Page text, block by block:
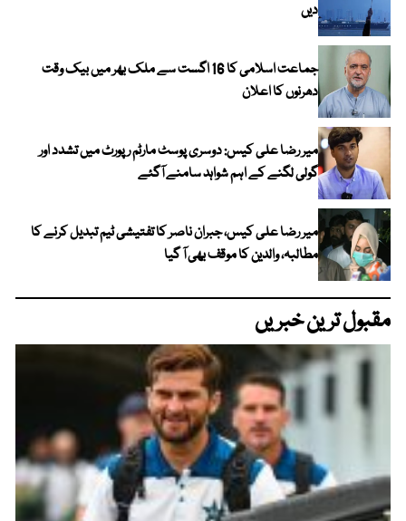
دیں
جماعت اسلامی کا 16 اگست سے ملک بھر میں بیک وقت
دھرنوں کا اعلان
میر رضا علی کیس: دوسری پوسٹ مارٹم رپورٹ میں تشدد اور
گولی لگنے کے اہم شواہد سامنے آگئے
میر رضا علی کیس، جبران ناصر کا تفتیشی ٹیم تبدیل کرنے کا
مطالبہ، والدین کا موقف بھی آ گیا
مقبول ترین خبریں